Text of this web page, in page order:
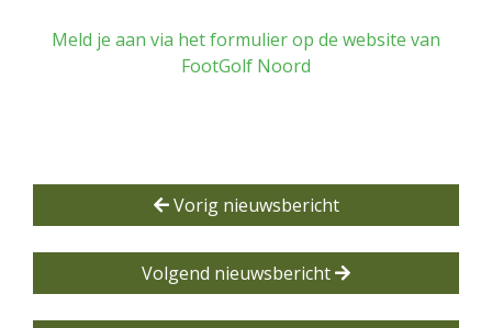
Meld je aan via het formulier op de website van
FootGolf Noord
Vorig nieuwsbericht
Volgend nieuwsbericht